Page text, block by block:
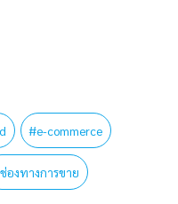
#e-commerce
ช่องทางการขาย